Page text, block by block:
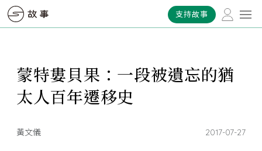
支持故事
蒙特婁貝果：一段被遺忘的猶
太人百年遷移史
黃文儀 2017-07-27